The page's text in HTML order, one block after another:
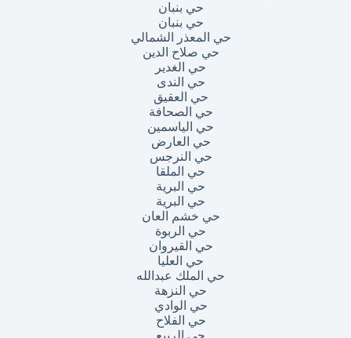
حي بنبان
حي بنبان
حي المعذر الشمالي
حي صلاح الدين
حي الغدير
حي الندى
حي العقيق
حي الصحافة
حي الياسمين
حي العارض
حي النرجس
حي الملقا
حي البرية
حي البرية
حي خشم العان
حي الربوة
حي القيروان
حي العليا
حي الملك عبدالله
حي النزهة
حي الوادي
حي الفلاح
حي الربيع